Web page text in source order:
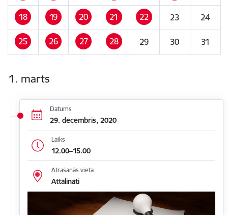
18 19 20 21 22 23 24
25 26 27 28 29 30 31
1. marts
Datums
29. decembris, 2020
Laiks
12.00–15.00
Atrašanās vieta
Attālināti